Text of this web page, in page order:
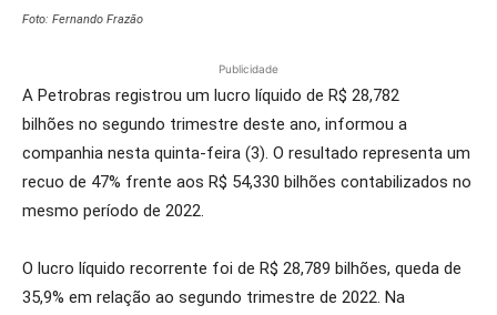
Foto: Fernando Frazão
Publicidade
A Petrobras registrou um lucro líquido de R$ 28,782
bilhões no segundo trimestre deste ano, informou a
companhia nesta quinta-feira (3). O resultado representa um
recuo de 47% frente aos R$ 54,330 bilhões contabilizados no
mesmo período de 2022.
O lucro líquido recorrente foi de R$ 28,789 bilhões, queda de
35,9% em relação ao segundo trimestre de 2022. Na